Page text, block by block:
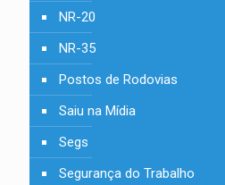
NR-20
NR-35
Postos de Rodovias
Saiu na Mídia
Segs
Segurança do Trabalho